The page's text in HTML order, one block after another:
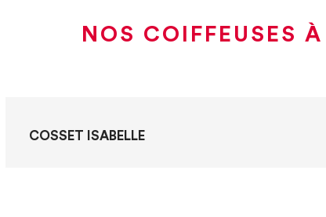
NOS COIFFEUSES
COSSET ISABELLE